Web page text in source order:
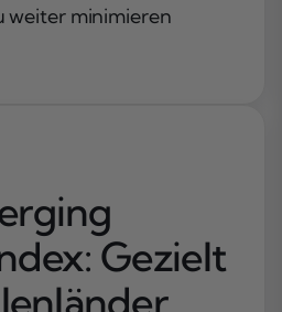
weiter minimieren
Gezielt